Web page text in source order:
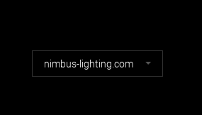
Nimbus
Webseiten
nimbus-lighting.com